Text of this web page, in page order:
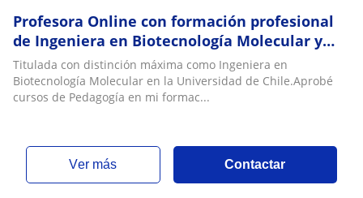
Profesora Online con formación profesional
de Ingeniera en Biotecnología Molecular y
cursos de Pedagogía
Titulada con distinción máxima como Ingeniera en
Biotecnología Molecular en la Universidad de Chile.Aprobé
cursos de Pedagogía en mi formac...
ver más Contactar